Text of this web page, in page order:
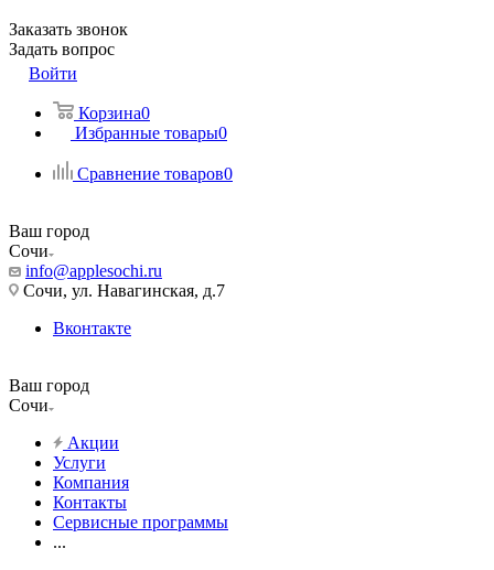
Заказать звонок
Задать вопрос
Войти
Корзина0
Избранные товары0
Сравнение товаров0
Ваш город
Сочи
info@applesochi.ru
Сочи, ул. Навагинская, д.7
Вконтакте
Ваш город
Сочи
Акции
Услуги
Компания
Контакты
Сервисные программы
...